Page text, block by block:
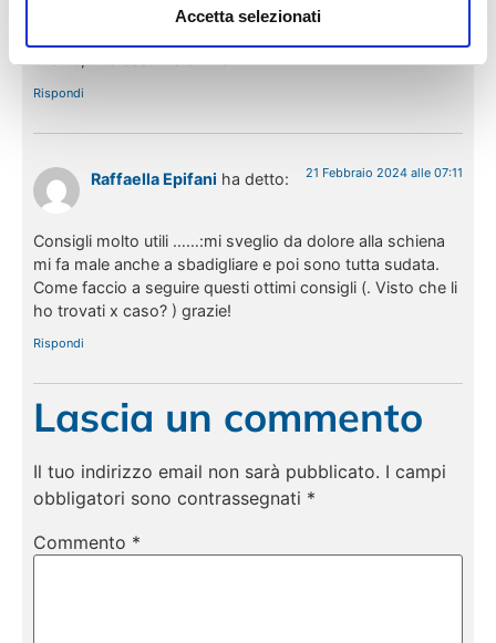
Accetta selezionati
Rispondi
Raffaella Epifani ha detto: 21 Febbraio 2024 alle 07:11
Consigli molto utili ……:mi sveglio da dolore alla schiena
mi fa male anche a sbadigliare e poi sono tutta sudata.
Come faccio a seguire questi ottimi consigli (. Visto che li
ho trovati x caso? ) grazie!
Rispondi
Lascia un commento
Il tuo indirizzo email non sarà pubblicato. I campi
obbligatori sono contrassegnati *
Commento *